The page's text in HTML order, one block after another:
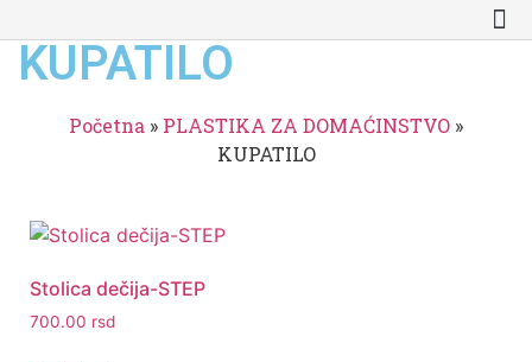
KUPATILO
Početna » PLASTIKA ZA DOMAĆINSTVO »
KUPATILO
Stolica dečija-STEP
700.00 rsd